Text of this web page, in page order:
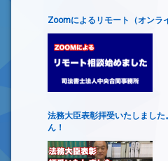
Zoomによるリモート（オンラ
法務大臣表彰拝受いたしまし
ん！